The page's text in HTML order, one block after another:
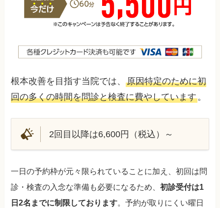
根本改善を目指す当院では、原因特定のために初
回の多くの時間を問診と検査に費やしています。
2回目以降は6,600円（税込）～
一日の予約枠が元々限られていることに加え、初回は問
診・検査の入念な準備も必要になるため、初診受付は1
日2名までに制限しております。予約が取りにくい曜日